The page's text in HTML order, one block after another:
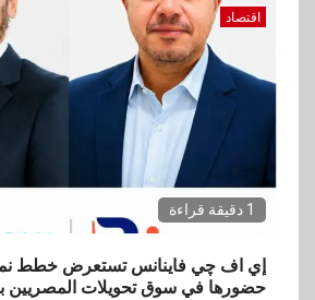
اقتصاد
1 دقيقة قراءة
إي اف چي فاينانس تستعرض خطط نمو
حضورها في سوق تحويلات المصريين